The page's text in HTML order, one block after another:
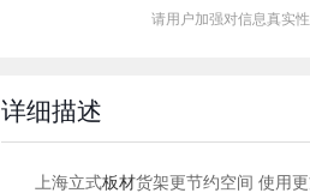
请用户加强对信息真实
详细描述
上海立式板材货架更节约空间 使用更